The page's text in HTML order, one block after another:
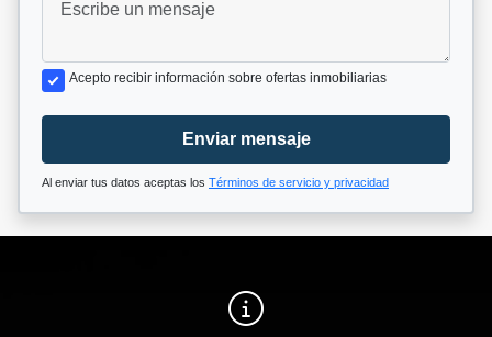
Acepto recibir información sobre ofertas inmobiliarias
Enviar mensaje
Al enviar tus datos aceptas los Términos de servicio y privacidad